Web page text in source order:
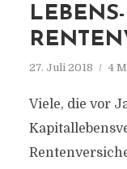
27. Juli 2018 4
Viele, die vor